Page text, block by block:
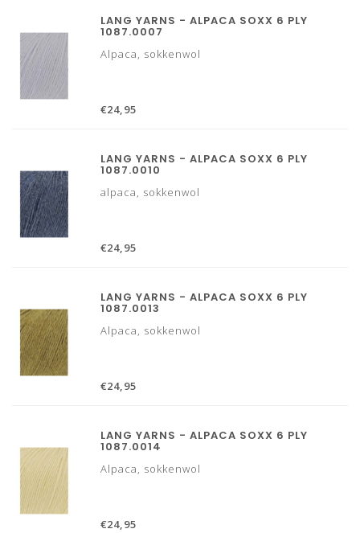
LANG YARNS - ALPACA SOXX 6 PLY
1087.0007
Alpaca, sokkenwol
€24,95
LANG YARNS - ALPACA SOXX 6 PLY
1087.0010
alpaca, sokkenwol
€24,95
LANG YARNS - ALPACA SOXX 6 PLY
1087.0013
Alpaca, sokkenwol
€24,95
LANG YARNS - ALPACA SOXX 6 PLY
1087.0014
Alpaca, sokkenwol
€24,95